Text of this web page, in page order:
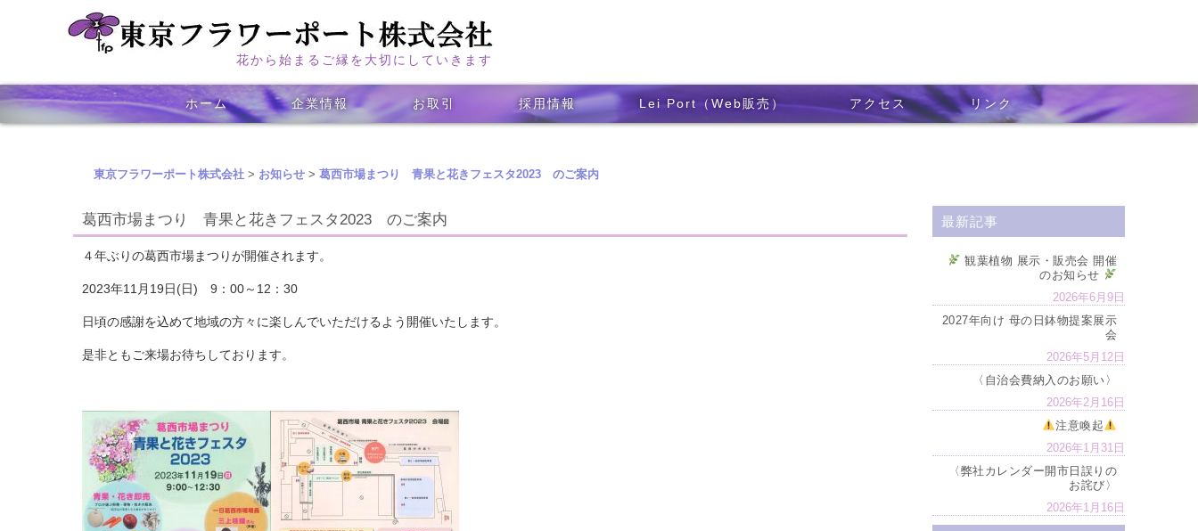
花から始まるご縁を大切にしていきます
メインメニュー
コ
ン
へ
移
動
ホーム 企業情報 お取引 採用情報 Lei Port（Web販売） アクセス リンク
東京フラワーポート株式会社 > お知らせ > 葛西市場まつり 青果と花きフェスタ2023 のご案内
葛西市場まつり 青果と花きフェスタ2023 のご案内
４年ぶりの葛西市場まつりが開催されます。
2023年11月19日(日) 9：00～12：30
日頃の感謝を込めて地域の方々に楽しんでいただけるよう開催いたします。
是非ともご来場お待ちしております。
最新記事
観葉植物 展示・販売会 開催
のお知らせ
2026年6月9日
2027年向け 母の日鉢物提案展示
会
2026年5月12日
〈自治会費納入のお願い〉
2026年2月16日
注意喚起
2026年1月31日
〈弊社カレンダー開市日誤りの
お詫び〉
2026年1月16日